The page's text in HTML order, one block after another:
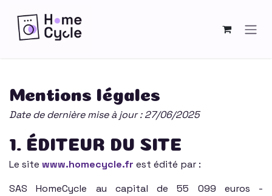
Mentions légales
Date de dernière mise à jour : 27/06/2025
1. ÉDITEUR DU SITE
Le site www.homecycle.fr est édité par :
SAS HomeCycle au capital de 55 099 euros -